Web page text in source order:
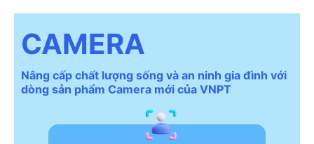
CAMERA
Nâng cấp chất lượng sống và an ninh gia đình với
dòng sản phẩm Camera mới của VNPT